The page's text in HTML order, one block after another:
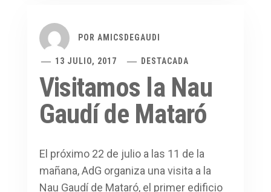
POR AMICSDEGAUDI
13 JULIO, 2017 DESTACADA
Visitamos la Nau
Gaudí de Mataró
El próximo 22 de julio a las 11 de la
mañana, AdG organiza una visita a la
Nau Gaudí de Mataró, el primer edificio